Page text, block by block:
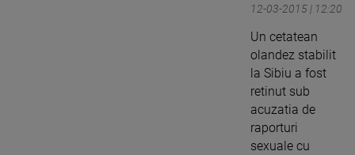
12-03-2015 | 12:20
Un cetatean
olandez stabilit
la Sibiu a fost
retinut sub
acuzatia de
raporturi
sexuale cu